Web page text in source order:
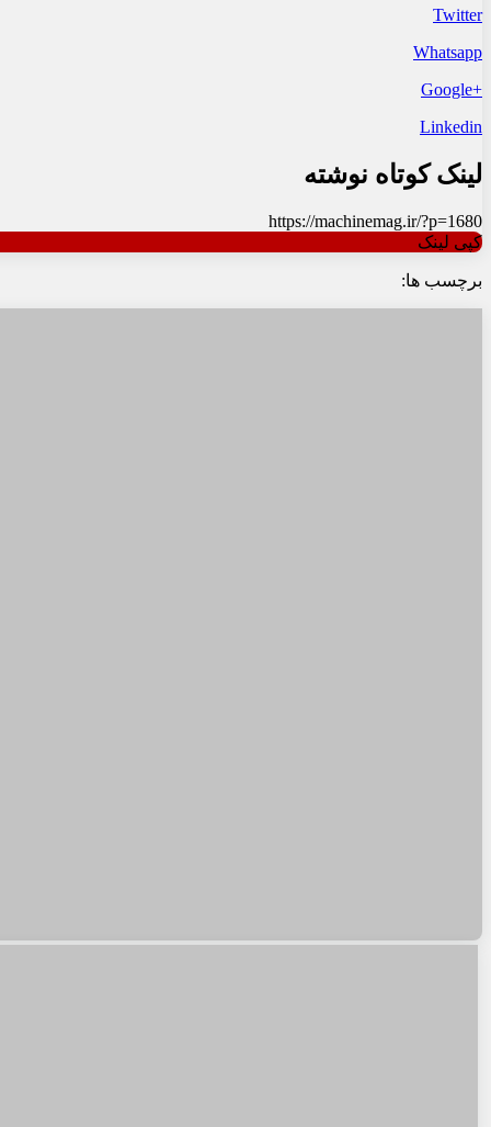
Twitter
Whatsapp
+Google
Linkedin
لینک کوتاه نوشته
https://machinemag.ir/?p=1680
کپی لینک
برچسب ها: